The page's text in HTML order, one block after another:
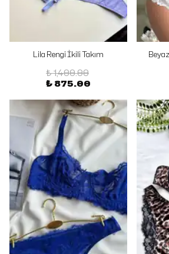
Lila Rengi İkili Takım
₺ 1,400.00
₺ 875.00